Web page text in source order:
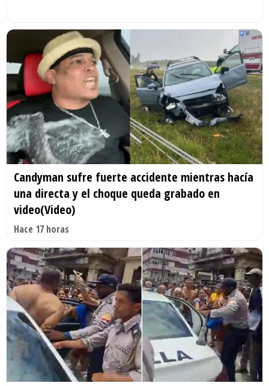
Candyman sufre fuerte accidente mientras hacía
una directa y el choque queda grabado en
video(Video)
Hace 17 horas